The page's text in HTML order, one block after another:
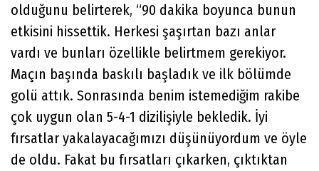
olduğunu belirterek, “90 dakika boyunca bunun
etkisini hissettik. Herkesi şaşırtan bazı anlar
vardı ve bunları özellikle belirtmem gerekiyor.
Maçın başında baskılı başladık ve ilk bölümde
golü attık. Sonrasında benim istemediğim rakibe
çok uygun olan 5-4-1 dizilişiyle bekledik. İyi
fırsatlar yakalayacağımızı düşünüyordum ve öyle
de oldu. Fakat bu fırsatları çıkarken, çıktıktan